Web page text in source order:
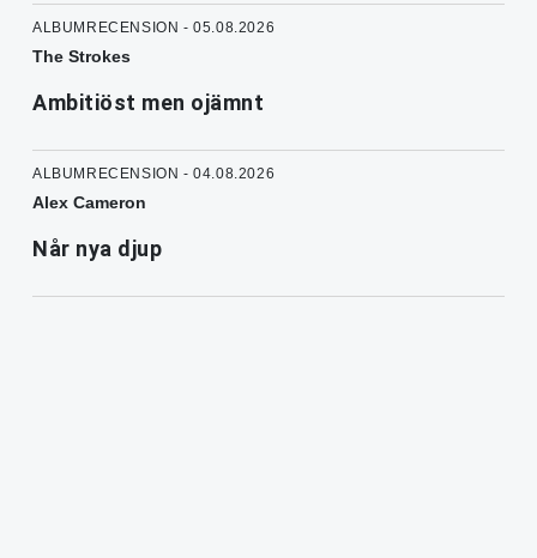
ALBUMRECENSION - 05.08.2026
The Strokes
Ambitiöst men ojämnt
ALBUMRECENSION - 04.08.2026
Alex Cameron
Når nya djup